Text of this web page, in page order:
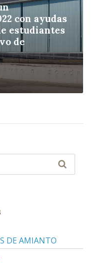
con ayudas
estudiantes
de
DE AMIANTO